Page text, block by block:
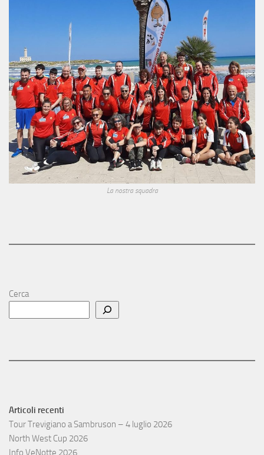
La nostra squadra
Cerca
Articoli recenti
Tour Trevigiano a Sambruson – 4 luglio 2026
North West Cup 2026
Info VeNotte 2026